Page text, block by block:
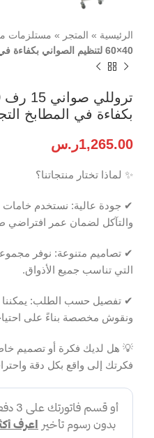
الرئيسية » المتجر » مستلزمات
40×60 لتنظيم الصواني بكفاءة في المطابخ التجارية
بكفاءة في المطابخ
1,265.00ر.س
✨ لماذا تختار منتجاتنا؟
✔ جودة عالية: نستخدم
والتآكل لضمان عمر افتراضي
✔ تصاميم متنوعة: نوفر
التي تناسب جميع الأذواق.
✔ تفصيل حسب الطلب: يمكننا
ونقوش مخصصة بناءً على
💡 هل لديك فكرة أو تصميم
فكرتك إلى واقع بكل دقة